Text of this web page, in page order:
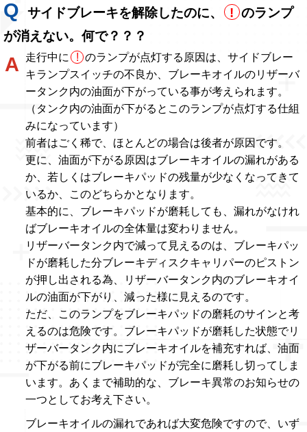
サイドブレーキを解除したのに、 ! のランプ
が消えない。何で？？？
走行中に ! のランプが点灯する原因は、サイドブレー
キランプスイッチの不良か、ブレーキオイルのリザーバ
ータンク内の油面が下がっている事が考えられます。
（タンク内の油面が下がるとこのランプが点灯する仕組
みになっています）
前者はごく稀で、ほとんどの場合は後者が原因です。
更に、油面が下がる原因はブレーキオイルの漏れがある
か、若しくはブレーキパッドの残量が少なくなってきて
いるか、このどちらかとなります。
基本的に、ブレーキパッドが磨耗しても、漏れがなけれ
ばブレーキオイルの全体量は変わりません。
リザーバータンク内で減って見えるのは、ブレーキパッ
ドが磨耗した分ブレーキディスクキャリパーのピストン
が押し出される為、リザーバータンク内のブレーキオイ
ルの油面が下がり、減った様に見えるのです。
ただ、このランプをブレーキパッドの磨耗のサインと考
えるのは危険です。ブレーキパッドが磨耗した状態でリ
ザーバータンク内にブレーキオイルを補充すれば、油面
が下がる前にブレーキパッドが完全に磨耗し切ってしま
います。あくまで補助的な、ブレーキ異常のお知らせの
一つとしてお考え下さい。
ブレーキオイルの漏れであれば大変危険ですので、いず